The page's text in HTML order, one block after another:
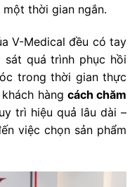
thời gian ngắn.
V-Medical đều có tay
quá trình phục hồi
trong thời gian thực
hàng cách chăm
trì hiệu quả lâu dài –
việc chọn sản phẩm